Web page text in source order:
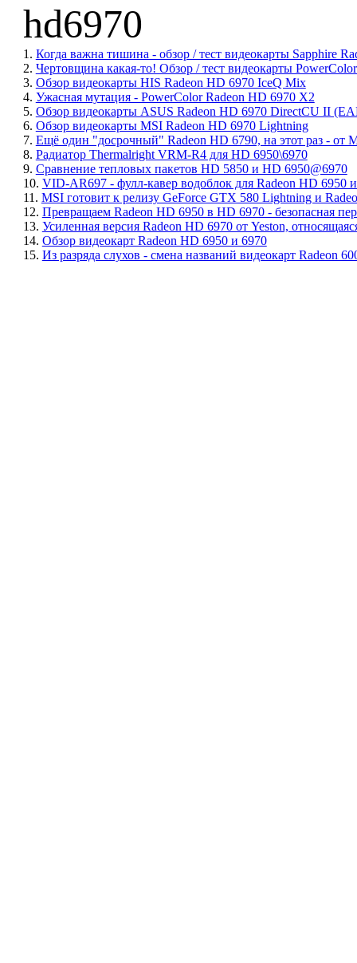
hd6970
1. Когда важна тишина - обзор / тест видеокарты Sapphire
2. Чертовщина какая-то! Обзор / тест видеокарты
3. Обзор видеокарты HIS Radeon HD 6970 IceQ Mix
4. Ужасная мутация - PowerColor Radeon HD 6970 X2
5. Обзор видеокарты ASUS Radeon HD 6970 DirectCU II
6. Обзор видеокарты MSI Radeon HD 6970 Lightning
7. Ещё один "досрочный" Radeon HD 6790, на этот раз - от
8. Радиатор Thermalright VRM-R4 для HD 6950\6970
9. Сравнение тепловых пакетов HD 5850 и HD 6950@6970
10. VID-AR697 - фулл-кавер водоблок для Radeon HD 6950
11. MSI готовит к релизу GeForce GTX 580 Lightning и
12. Превращаем Radeon HD 6950 в HD 6970 - безопасная
13. Усиленная версия Radeon HD 6970 от Yeston,
14. Обзор видеокарт Radeon HD 6950 и 6970
15. Из разряда слухов - смена названий видеокарт Radeon